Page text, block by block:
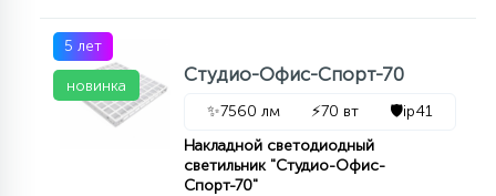
5 лет
новинка
Студио-Офис-Спорт-70
✨7560 лм ⚡70 вт 🛡️ip41
Накладной светодиодный
светильник "Студио-Офис-
Спорт-70"